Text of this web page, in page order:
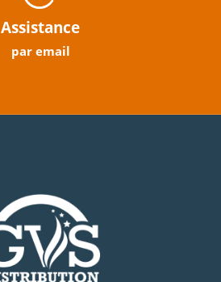
Assistance
par email